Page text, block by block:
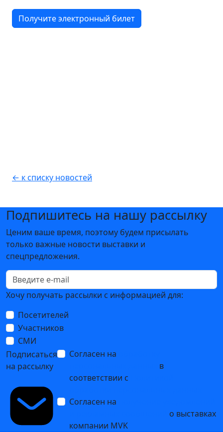
Получите электронный билет
← к списку новостей
Подпишитесь на нашу рассылку
Ценим ваше время, поэтому будем присылать
только важные новости выставки и
спецпредложения.
Хочу получать рассылки с информацией для:
Посетителей
Участников
СМИ
Подписаться
на рассылку
Согласен на
в
соответствии с
Согласен на
о выставках
компании MVK